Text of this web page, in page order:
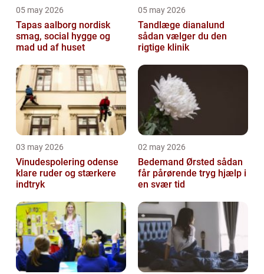
05 may 2026
Tapas aalborg nordisk
smag, social hygge og
mad ud af huset
05 may 2026
Tandlæge dianalund
sådan vælger du den
rigtige klinik
03 may 2026
Vinudespolering odense
klare ruder og stærkere
indtryk
02 may 2026
Bedemand Ørsted sådan
får pårørende tryg hjælp i
en svær tid